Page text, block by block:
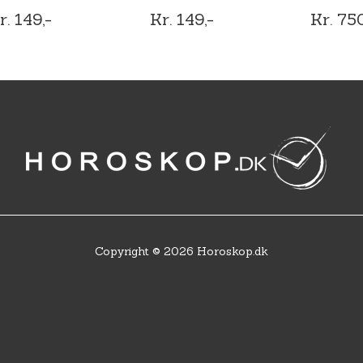
149,- Kr. 149,- Kr.
Copyright © 2026 Horoskop.dk